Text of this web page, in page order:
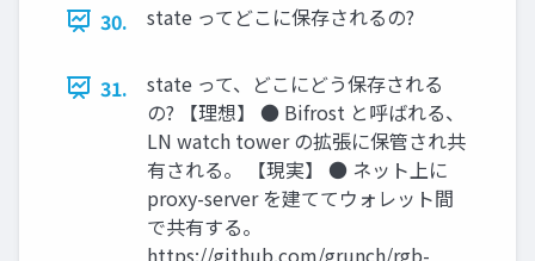
30. state ってどこに保存されるの?
31.
state って、どこにどう保存される
の? 【理想】 ● Bifrost と呼ばれる、
LN watch tower の拡張に保管され共
有される。 【現実】 ● ネット上に
proxy-server を建ててウォレット間
で共有する。
https://github.com/grunch/rgb-